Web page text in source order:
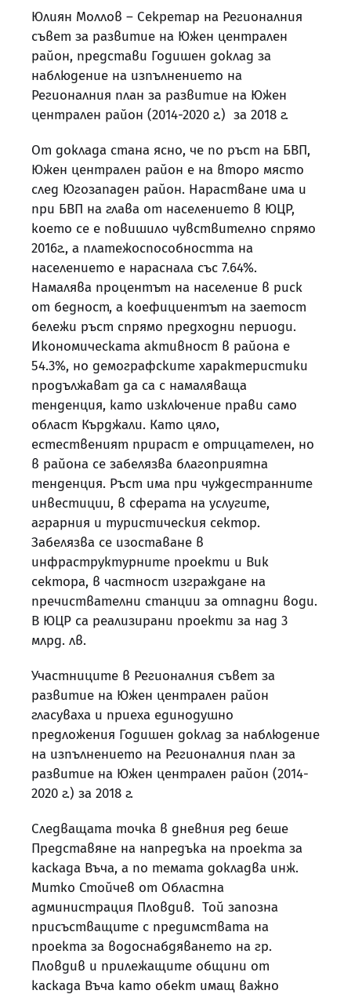
Юлиян Моллов – Секретар на Регионалния
съвет за развитие на Южен централен
район, представи Годишен доклад за
наблюдение на изпълнението на
Регионалния план за развитие на Южен
централен район (2014-2020 г.) за 2018 г.
От доклада стана ясно, че по ръст на БВП,
Южен централен район е на второ място
след Югозападен район. Нарастване има и
при БВП на глава от населението в ЮЦР,
което се е повишило чувствително спрямо
2016г., а платежоспособността на
населението е нараснала със 7.64%.
Намалява процентът на население в риск
от бедност, а коефициентът на заетост
бележи ръст спрямо предходни периоди.
Икономическата активност в района е
54.3%, но демографските характеристики
продължават да са с намаляваща
тенденция, като изключение прави само
област Кърджали. Като цяло,
естественият прираст е отрицателен, но
в района се забелязва благоприятна
тенденция. Ръст има при чуждестранните
инвестиции, в сферата на услугите,
аграрния и туристическия сектор.
Забелязва се изоставане в
инфраструктурните проекти и Вик
сектора, в частност изграждане на
пречиствателни станции за отпадни води.
В ЮЦР са реализирани проекти за над 3
млрд. лв.
Участниците в Регионалния съвет за
развитие на Южен централен район
гласуваха и приеха единодушно
предложения Годишен доклад за наблюдение
на изпълнението на Регионалния план за
развитие на Южен централен район (2014-
2020 г.) за 2018 г.
Следващата точка в дневния ред беше
Представяне на напредъка на проекта за
каскада Въча, а по темата докладва инж.
Митко Стойчев от Областна
администрация Пловдив. Той запозна
присъстващите с предимствата на
проекта за водоснабдяването на гр.
Пловдив и прилежащите общини от
каскада Въча като обект имащ важно